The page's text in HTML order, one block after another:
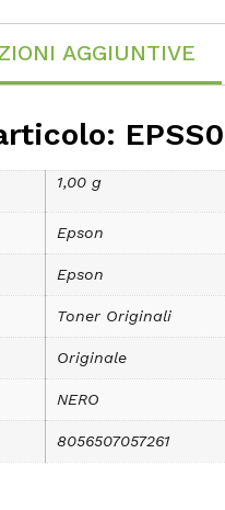
AGGIUNTIVE
1,00 g
Epson
Epson
Toner Originali
Originale
NERO
8056507057261